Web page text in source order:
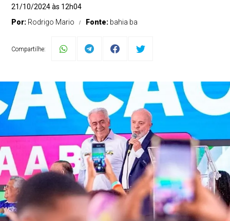
21/10/2024 às 12h04
Por: Rodrigo Mario Fonte: bahia ba
Compartilhe: